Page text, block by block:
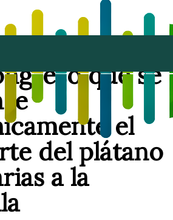
que se
el
del plátano
a la